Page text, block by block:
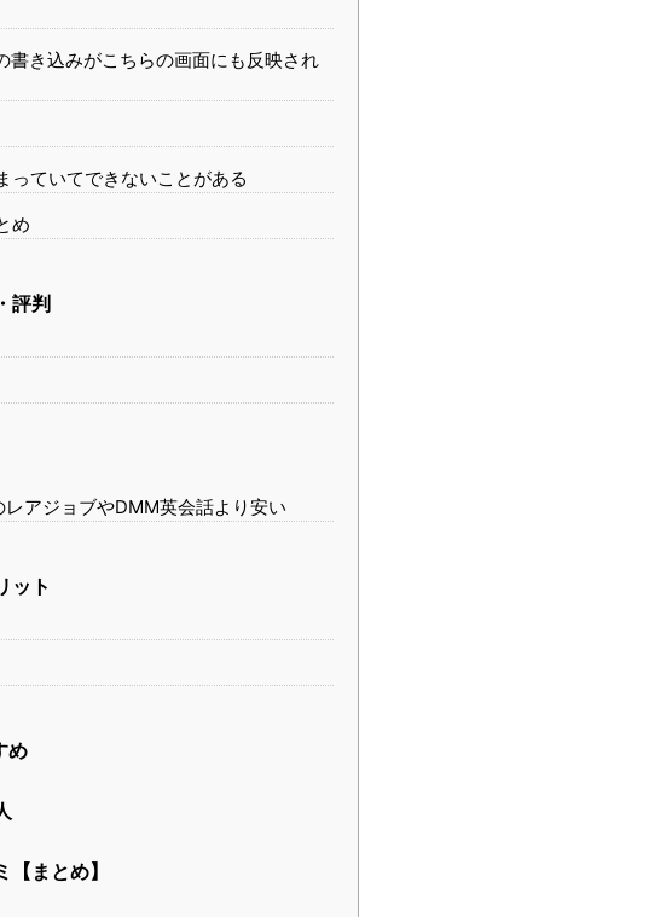
書き込みがこちらの画面にも反映され
っていてできないことがある
め
評判
アジョブやDMM英会話より安い
ット
め
まとめ】